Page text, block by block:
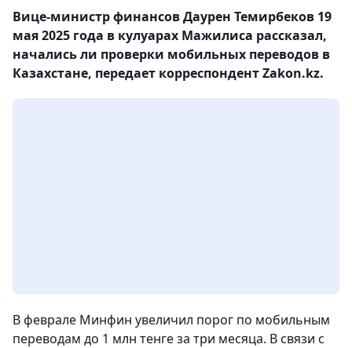
Вице-министр финансов Даурен Темирбеков 19
мая 2025 года в кулуарах Мажилиса рассказал,
начались ли проверки мобильных переводов в
Казахстане, передает корреспондент Zakon.kz.
В феврале Минфин увеличил порог по мобильным
переводам до 1 млн тенге за три месяца. В связи с